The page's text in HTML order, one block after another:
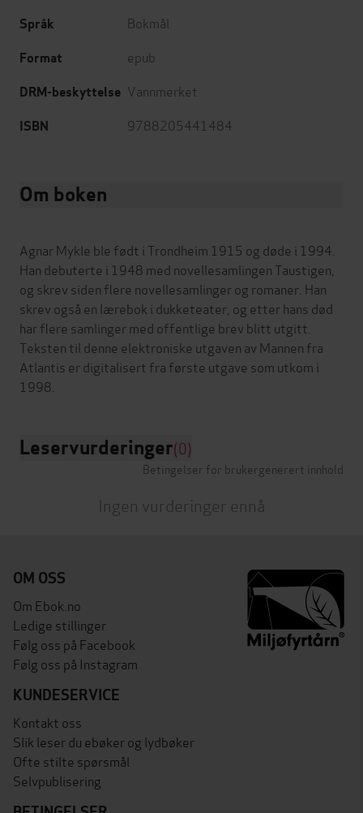
Språk Bokmål
Format epub
DRM-beskyttelse Vannmerket
ISBN 9788205441484
Om boken
Agnar Mykle ble født i Trondheim 1915 og døde i 1994.
Han debuterte i 1948 med novellesamlingen Taustigen,
og skrev siden flere novellesamlinger og romaner. Han
skrev også en lærebok i dukketeater, og etter hans død
har flere samlinger med offentlige brev blitt utgitt.
Teksten til denne elektroniske utgaven av Mannen fra
Atlantis er digitalisert fra første utgave som utkom i
Leservurderinger(0)
Betingelser for brukergenerert innhold
Ingen vurderinger ennå
OM OSS
Om Ebok.no
Ledige stillinger
Følg oss på Facebook
Følg oss på Instagram
KUNDESERVICE
Kontakt oss
Slik leser du ebøker og lydbøker
Ofte stilte spørsmål
Selvpublisering